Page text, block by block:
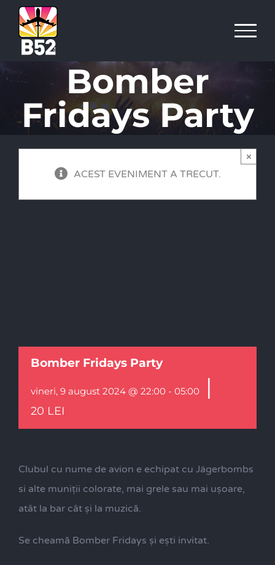
Skip
content
Bomber
Fridays Party
ACEST EVENIMENT A TRECUT.
×
Bomber Fridays Party
vineri, 9 august 2024 @ 22:00 - 05:00 |
20 LEI
Clubul cu nume de avion e echipat cu Jägerbombs
si alte muniții colorate, mai grele sau mai ușoare,
atât la bar cât și la muzică.
Se cheamă Bomber Fridays și ești invitat.